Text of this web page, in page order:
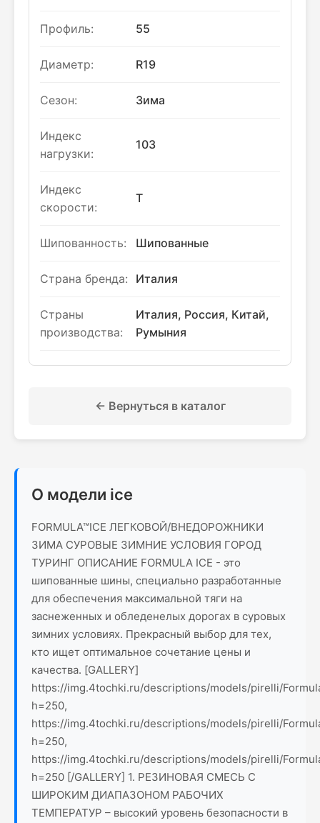
Профиль: 55
Диаметр: R19
Сезон: Зима
Индекс
нагрузки:
103
Индекс
скорости:
T
Шипованность: Шипованные
Страна бренда: Италия
Страны
производства:
Италия, Россия, Китай,
Румыния
← Вернуться в каталог
О модели ice
FORMULA™ICE ЛЕГКОВОЙ/ВНЕДОРОЖНИКИ
ЗИМА СУРОВЫЕ ЗИМНИЕ УСЛОВИЯ ГОРОД
ТУРИНГ ОПИСАНИЕ FORMULA ICE - это
шипованные шины, специально разработанные
для обеспечения максимальной тяги на
заснеженных и обледенелых дорогах в суровых
зимних условиях. Прекрасный выбор для тех,
кто ищет оптимальное сочетание цены и
качества. [GALLERY]
https://img.4tochki.ru/descriptions/models/pirelli/
h=250,
https://img.4tochki.ru/descriptions/models/pirelli/
h=250,
https://img.4tochki.ru/descriptions/models/pirelli/
h=250 [/GALLERY] 1. РЕЗИНОВАЯ СМЕСЬ С
ШИРОКИМ ДИАПАЗОНОМ РАБОЧИХ
ТЕМПЕРАТУР – высокий уровень безопасности в